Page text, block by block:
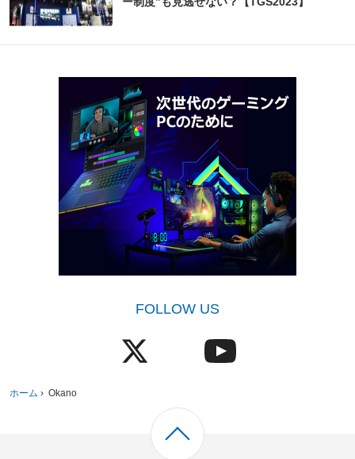
FOLLOW US
ホーム › Okano